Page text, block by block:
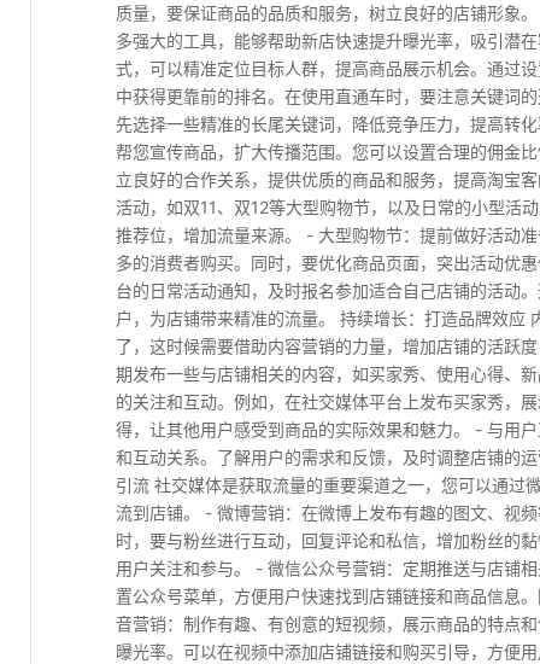
质量，要保证商品的品质和服务，树立良好的店铺形象
多强大的工具，能够帮助新店快速提升曝光率，吸引潜
式，可以精准定位目标人群，提高商品展示机会。通过
中获得更靠前的排名。在使用直通车时，要注意关键词
先选择一些精准的长尾关键词，降低竞争压力，提高转
帮您宣传商品，扩大传播范围。您可以设置合理的佣金
立良好的合作关系，提供优质的商品和服务，提高淘宝
活动，如双11、双12等大型购物节，以及日常的小型活
推荐位，增加流量来源。 - 大型购物节：提前做好活动
多的消费者购买。同时，要优化商品页面，突出活动优
台的日常活动通知，及时报名参加适合自己店铺的活动
户，为店铺带来精准的流量。 持续增长：打造品牌效应
了，这时候需要借助内容营销的力量，增加店铺的活跃
期发布一些与店铺相关的内容，如买家秀、使用心得、
的关注和互动。例如，在社交媒体平台上发布买家秀，
得，让其他用户感受到商品的实际效果和魅力。 - 与用
和互动关系。了解用户的需求和反馈，及时调整店铺的
引流 社交媒体是获取流量的重要渠道之一，您可以通过
流到店铺。 - 微博营销：在微博上发布有趣的图文、视
时，要与粉丝进行互动，回复评论和私信，增加粉丝的
用户关注和参与。 - 微信公众号营销：定期推送与店铺
置公众号菜单，方便用户快速找到店铺链接和商品信息
音营销：制作有趣、有创意的短视频，展示商品的特点
曝光率。可以在视频中添加店铺链接和购买引导，方便